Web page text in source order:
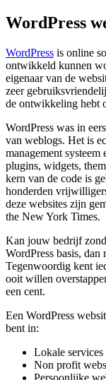
WordPress
WordPress is online
ontwikkeld kunnen
eigenaar van de
zeer
de ontwikkeling hebt
WordPress was in
van weblogs. Het is
management
plugins, widgets,
kern van de code is
honderden
deze websites zijn
the New York Times.
Kan jouw bedrijf
WordPress basis,
Tegenwoordig kent
ooit willen
een cent.
Een WordPress
bent in:
Lokale services
Non profit